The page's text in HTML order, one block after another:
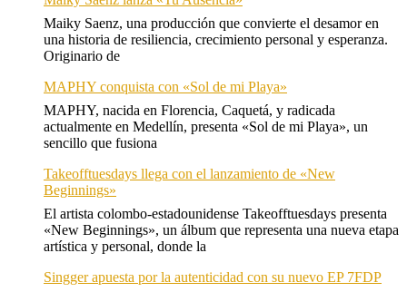
Maiky Saenz, una producción que convierte el desamor en
una historia de resiliencia, crecimiento personal y esperanza.
Originario de
MAPHY conquista con «Sol de mi Playa»
MAPHY, nacida en Florencia, Caquetá, y radicada
actualmente en Medellín, presenta «Sol de mi Playa», un
sencillo que fusiona
Takeofftuesdays llega con el lanzamiento de «New
Beginnings»
El artista colombo-estadounidense Takeofftuesdays presenta
«New Beginnings», un álbum que representa una nueva etapa
artística y personal, donde la
Singger apuesta por la autenticidad con su nuevo EP 7FDP